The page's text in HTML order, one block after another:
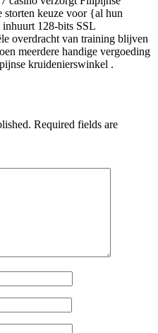
storten keuze voor {al hun
inhuurt 128-bits SSL
overdracht van training blijven
meerdere handige vergoeding
kruidenierswinkel .
Required fields are